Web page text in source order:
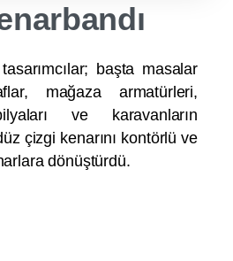
başta masalar
mağaza armatürleri,
ve karavanların
çizgi kenarını kontörlü ve
dönüştürdü.